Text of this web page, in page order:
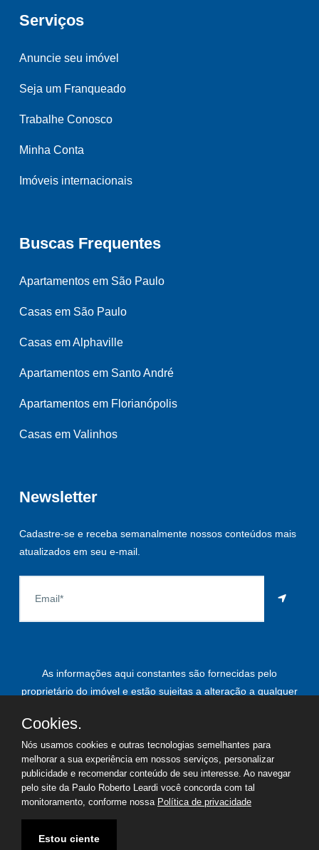
Serviços
Anuncie seu imóvel
Seja um Franqueado
Trabalhe Conosco
Minha Conta
Imóveis internacionais
Buscas Frequentes
Apartamentos em São Paulo
Casas em São Paulo
Casas em Alphaville
Apartamentos em Santo André
Apartamentos em Florianópolis
Casas em Valinhos
Newsletter
Cadastre-se e receba semanalmente nossos conteúdos mais
atualizados em seu e-mail.
As informações aqui constantes são fornecidas pelo
proprietário do imóvel e estão sujeitas a alteração a qualquer
©2026Copyright - Paulo Roberto Leardi | Todos os direitos
reservados
Cookies.
Nós usamos cookies e outras tecnologias semelhantes para
melhorar a sua experiência em nossos serviços, personalizar
publicidade e recomendar conteúdo de seu interesse. Ao navegar
pelo site da Paulo Roberto Leardi você concorda com tal
monitoramento, conforme nossa Política de privacidade
Estou ciente